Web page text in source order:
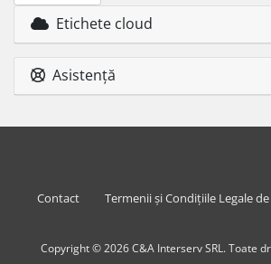
Etichete cloud
Asistență
Contact Termenii și Condițiile Legale
Copyright © 2026 C&A Interserv SRL. Toate